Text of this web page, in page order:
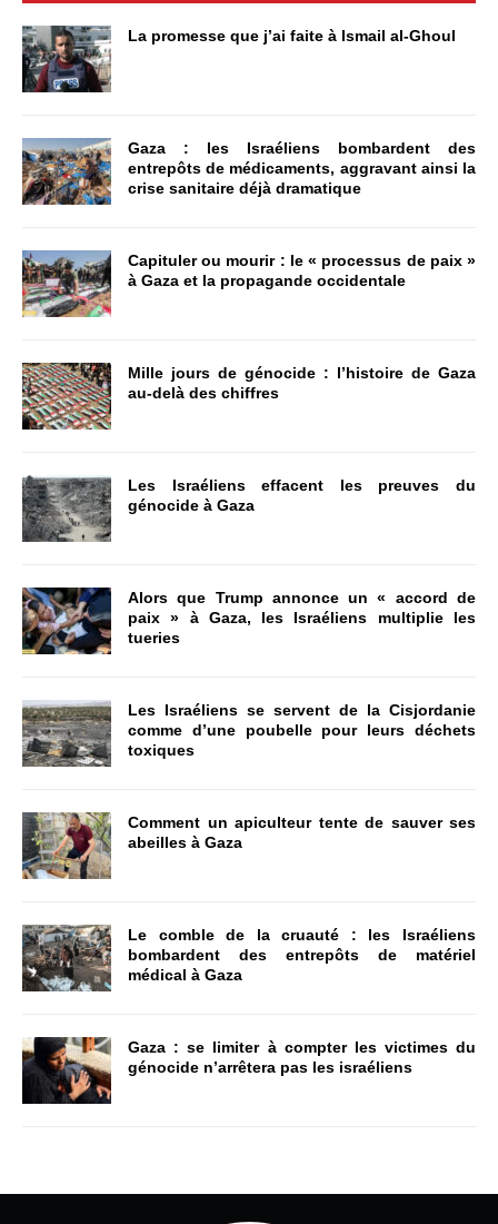
La promesse que j’ai faite à Ismail al-Ghoul
Gaza : les Israéliens bombardent des
entrepôts de médicaments, aggravant ainsi la
crise sanitaire déjà dramatique
Capituler ou mourir : le « processus de paix »
à Gaza et la propagande occidentale
Mille jours de génocide : l’histoire de Gaza
au-delà des chiffres
Les Israéliens effacent les preuves du
génocide à Gaza
Alors que Trump annonce un « accord de
paix » à Gaza, les Israéliens multiplie les
tueries
Les Israéliens se servent de la Cisjordanie
comme d’une poubelle pour leurs déchets
toxiques
Comment un apiculteur tente de sauver ses
abeilles à Gaza
Le comble de la cruauté : les Israéliens
bombardent des entrepôts de matériel
médical à Gaza
Gaza : se limiter à compter les victimes du
génocide n’arrêtera pas les israéliens